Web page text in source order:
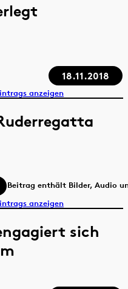
18.11.2018
anzeigen
Beitrag enthält Bilder, Audio
anzeigen
sich